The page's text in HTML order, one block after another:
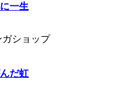
一生
ショップ
だ虹